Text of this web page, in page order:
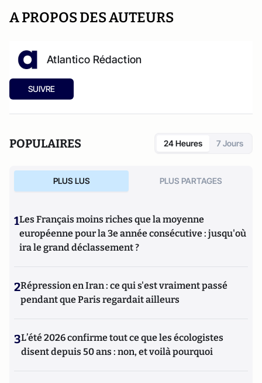
A PROPOS DES AUTEURS
Atlantico Rédaction
SUIVRE
POPULAIRES 24 Heures 7 Jours
PLUS LUS PLUS PARTAGES
1Les Français moins riches que la moyenne
européenne pour la 3e année consécutive : jusqu'où
ira le grand déclassement ?
2Répression en Iran : ce qui s'est vraiment passé
pendant que Paris regardait ailleurs
3L’été 2026 confirme tout ce que les écologistes
disent depuis 50 ans : non, et voilà pourquoi